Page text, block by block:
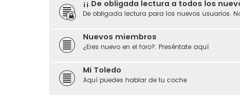
¡¡ De obligada lectura a todos los
De obligada lectura para los nuevos usuarios.
Nuevos miembros
¿Eres nuevo en el foro?. Preséntate aquí
Mi Toledo
Aquí puedes hablar de tu coche